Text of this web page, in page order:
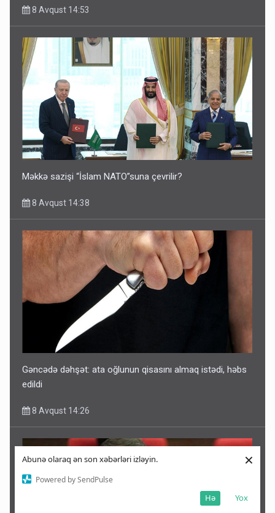
Abunə olaraq ən son xəbərləri izləyin.
Powered by SendPulse
Yox
Hə
×
8 Avqust 14:53
Məkkə sazişi “İslam NATO”suna çevrilir?
8 Avqust 14:38
Gəncədə dəhşət: ata oğlunun qisasını almaq istədi, həbs
edildi
8 Avqust 14:26